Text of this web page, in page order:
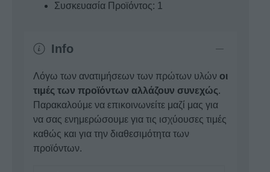
Συσκευασία Προϊόντος: 1
Info
Λόγω των ανατιμήσεων των πρώτων υλών οι
τιμές των προϊόντων αλλάζουν συνεχώς.
Παρακαλούμε να επικοινωνείτε μαζί μας για
να σας ενημερώσουμε για τις ισχύουσες τιμές
καθώς και για την διαθεσιμότητα των
προϊόντων.